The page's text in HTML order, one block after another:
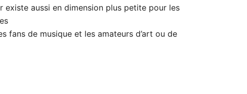
existe aussi en dimension plus petite pour les
fans de musique et les amateurs d’art ou de